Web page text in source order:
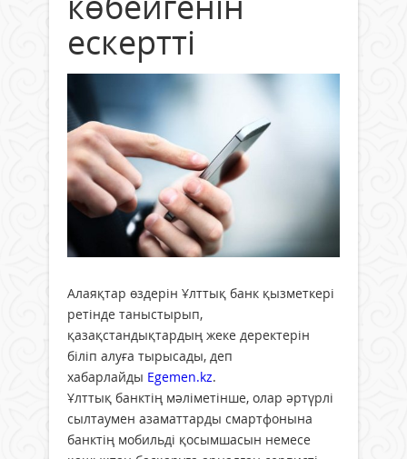
ескертті
Алаяқтар өздерін Ұлттық банк қызметкері
ретінде таныстырып,
қазақстандықтардың жеке деректерін
біліп алуға тырысады, деп
хабарлайды Egemen.kz.
Ұлттық банктің мәліметінше, олар әртүрлі
сылтаумен азаматтарды смартфонына
банктің мобильді қосымшасын немесе